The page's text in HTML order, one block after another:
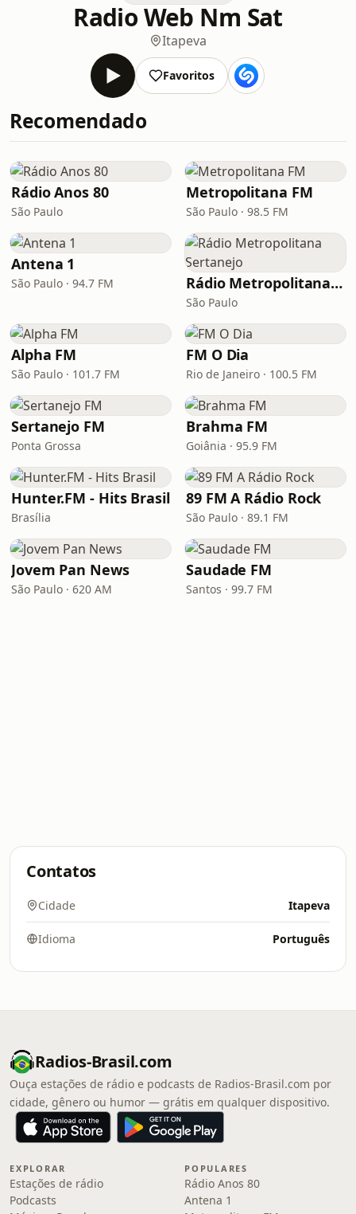
Radio Web Nm Sat
Itapeva
Favoritos
Recomendado
Rádio Anos 80
São Paulo
Metropolitana FM
São Paulo · 98.5 FM
Antena 1
São Paulo · 94.7 FM Rádio Metropolitana Sertanejo
São Paulo
Alpha FM
São Paulo · 101.7 FM
FM O Dia
Rio de Janeiro · 100.5 FM
Sertanejo FM
Ponta Grossa
Brahma FM
Goiânia · 95.9 FM
Hunter.FM - Hits Brasil
Brasília
89 FM A Rádio Rock
São Paulo · 89.1 FM
Jovem Pan News
São Paulo · 620 AM
Saudade FM
Santos · 99.7 FM
Contatos
Cidade Itapeva
Idioma Português
Radios-Brasil.com
Ouça estações de rádio e podcasts de Radios-Brasil.com por
cidade, gênero ou humor — grátis em qualquer dispositivo.
EXPLORAR
Estações de rádio
Podcasts
POPULARES
Rádio Anos 80
Antena 1